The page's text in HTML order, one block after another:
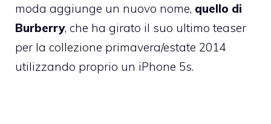
moda aggiunge un nuovo nome, quello di
Burberry, che ha girato il suo ultimo teaser
per la collezione primavera/estate 2014
utilizzando proprio un iPhone 5s.